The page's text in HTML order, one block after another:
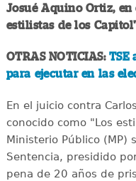
Josué Aquino Ortiz,
estilistas de los
OTRAS NOTICIAS:TSE
para ejecutar en las
En el juicio contra
conocido como "Los
Ministerio Público (MP)
Sentencia, presidido
pena de 20 años de